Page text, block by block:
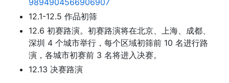
9894904566906907
12.1-12.5 作品初筛
12.6 初赛路演。初赛路演将在北京、上海、成都、
深圳 4 个城市举行，每个区域初筛前 10 名进行路
演，各城市初赛前 3 名将进入决赛。
12.13 决赛路演